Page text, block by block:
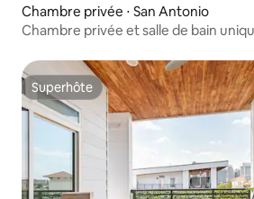
Chambre privée ⋅ San Antonio
Chambre privée et salle de bain
Superhôte
Superhôte